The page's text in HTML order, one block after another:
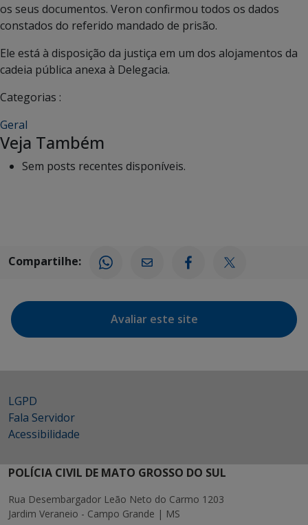
os seus documentos. Veron confirmou todos os dados
constados do referido mandado de prisão.
Ele está à disposição da justiça em um dos alojamentos da
cadeia pública anexa à Delegacia.
Categorias :
Geral
Veja Também
Sem posts recentes disponíveis.
Compartilhe:
Avaliar este site
LGPD
Fala Servidor
Acessibilidade
POLÍCIA CIVIL DE MATO GROSSO DO SUL
Rua Desembargador Leão Neto do Carmo 1203
Jardim Veraneio - Campo Grande | MS